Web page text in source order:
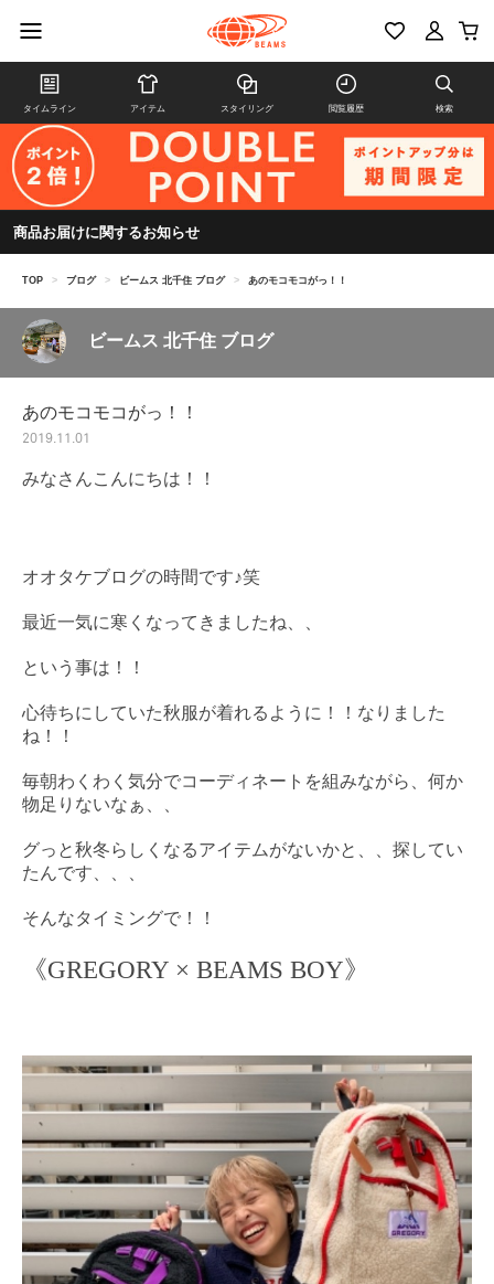
タイムライン アイテム スタイリング 閲覧履歴 検索
商品お届けに関するお知らせ
TOP > ブログ > ビームス 北千住 ブログ > あのモコモコがっ！！
ビームス 北千住 ブログ
あのモコモコがっ！！
2019.11.01
みなさんこんにちは！！
オオタケブログの時間です♪笑
最近一気に寒くなってきましたね、、
という事は！！
心待ちにしていた秋服が着れるように！！なりました
ね！！
毎朝わくわく気分でコーディネートを組みながら、何か
物足りないなぁ、、
グっと秋冬らしくなるアイテムがないかと、、探してい
たんです、、、
そんなタイミングで！！
《GREGORY × BEAMS BOY》